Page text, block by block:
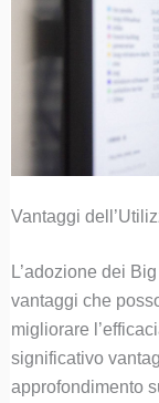
Vantaggi
L’adozione dei
vantaggi che
migliorare
significativo
approfondimento